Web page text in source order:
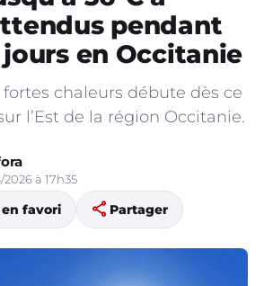
pendant
en Occitanie
chaleurs débute dès ce
l’Est de la région Occitanie.
à 17h35
favori share Partager